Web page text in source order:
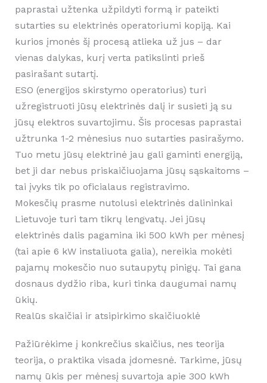
paprastai užtenka užpildyti formą ir pateikti
sutarties su elektrinės operatoriumi kopiją. Kai
kurios įmonės šį procesą atlieka už jus – dar
vienas dalykas, kurį verta patikslinti prieš
pasirašant sutartį.
ESO (energijos skirstymo operatorius) turi
užregistruoti jūsų elektrinės dalį ir susieti ją su
jūsų elektros suvartojimu. Šis procesas paprastai
užtrunka 1-2 mėnesius nuo sutarties pasirašymo.
Tuo metu jūsų elektrinė jau gali gaminti energiją,
bet ji dar nebus priskaičiuojama jūsų sąskaitoms –
tai įvyks tik po oficialaus registravimo.
Mokesčių prasme nutolusi elektrinės dalininkai
Lietuvoje turi tam tikrų lengvatų. Jei jūsų
elektrinės dalis pagamina iki 500 kWh per mėnesį
(tai apie 6 kW instaliuota galia), nereikia mokėti
pajamų mokesčio nuo sutaupytų pinigų. Tai gana
dosnaus dydžio riba, kuri tinka daugumai namų
ūkių.
Realūs skaičiai ir atsipirkimo skaičiuoklė
Pažiūrėkime į konkrečius skaičius, nes teorija
teorija, o praktika visada įdomesnė. Tarkime, jūsų
namų ūkis per mėnesį suvartoja apie 300 kWh